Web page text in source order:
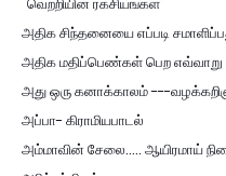
அதிக சிந்தனையை எப்படி
அதிக மதிப்பெண்கள் பெற எவ்வாறு
அது ஒரு கனாக்காலம் ---
அப்பா- கிராமியபாடல்
அம்மாவின் சேலை..... ஆயிரமாய்